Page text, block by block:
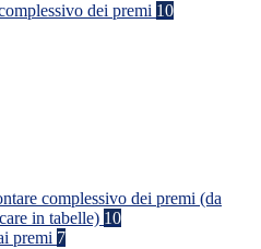
dei premi 10
complessivo dei premi (da
in tabelle) 10
premi 7